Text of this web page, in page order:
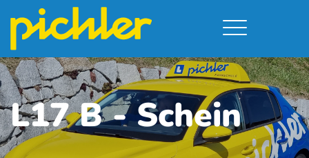
Führerschein & Kurstermine
Moped
A - Scheine + Code 111
B - Scheine
BE - Schein + Code 96
Deine Vorteile
Team
Kursorte
Neufelden
Walding
Service
Prüfungstermine
L17 B - Schein